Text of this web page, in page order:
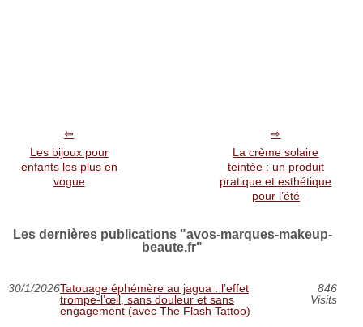
Les bijoux pour
enfants les plus en
vogue
La crème solaire
teintée : un produit
pratique et esthétique
pour l’été
Les dernières publications "avos-marques-makeup-
beaute.fr"
30/1/2026Tatouage éphémère au jagua : l’effet
trompe‑l’œil, sans douleur et sans
engagement (avec The Flash Tattoo)
846
Visits